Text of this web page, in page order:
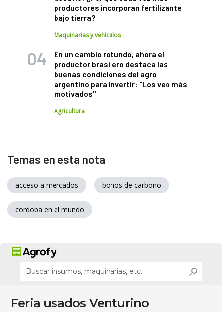
productores incorporan fertilizante
bajo tierra?
Maquinarias y vehículos
En un cambio rotundo, ahora el
productor brasilero destaca las
buenas condiciones del agro
argentino para invertir: "Los veo más
motivados"
Agricultura
Temas en esta nota
acceso a mercados bonos de carbono
cordoba en el mundo
Feria usados Venturino